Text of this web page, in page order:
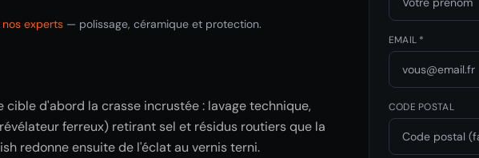
experts — polissage, céramique et protection.
cible d'abord la crasse incrustée : lavage technique,
ferreux) retirant sel et résidus routiers que la
redonne ensuite de l'éclat au vernis terni.
EMAIL *
CODE POSTAL